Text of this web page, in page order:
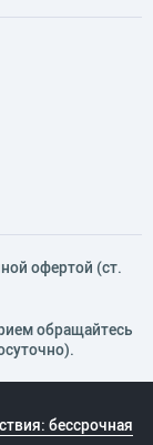
офертой (ст.
обращайтесь
бессрочная